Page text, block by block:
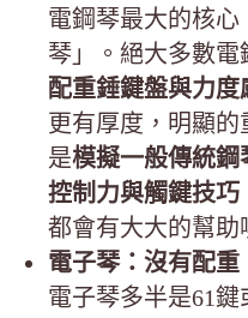
電鋼琴最大的核心
琴」。絕大多數電
配重錘鍵盤與力度
更有厚度，明顯
是模擬一般傳統鋼
控制力與觸鍵技巧
都會有大大的幫助
電子琴：沒有配重
電子琴多半是61